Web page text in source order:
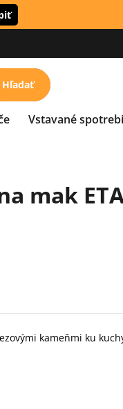
Hľadať
Vstavané
mak
recenzí)
kameňmi ku